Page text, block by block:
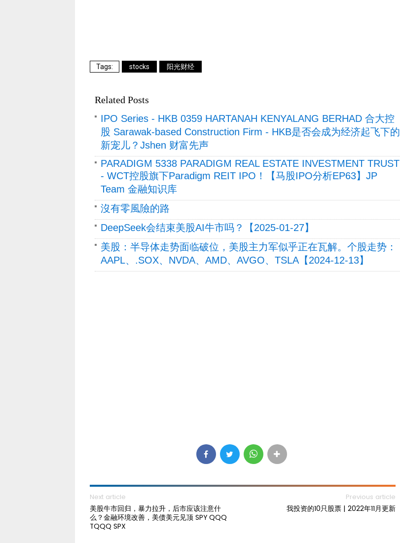
stocks 阳光财经
Related Posts
IPO Series - HKB 0359 HARTANAH KENYALANG BERHAD 合大控
股 Sarawak-based Construction Firm - HKB是否会成为经济起飞下的
新宠儿？Jshen 财富先声
PARADIGM 5338 PARADIGM REAL ESTATE INVESTMENT TRUST
- WCT控股旗下Paradigm REIT IPO！【马股IPO分析EP63】JP
Team 金融知识库
沒有零風險的路
DeepSeek会结束美股AI牛市吗？【2025-01-27】
美股：半导体走势面临破位，美股主力军似乎正在瓦解。个股走势：
AAPL、.SOX、NVDA、AMD、AVGO、TSLA【2024-12-13】
Next article
美股牛市回归，暴力拉升，后市应该注意什
么？金融环境改善，美债美元见顶 SPY QQQ
TQQQ SPX
Previous article
我投资的10只股票 | 2022年11月更新